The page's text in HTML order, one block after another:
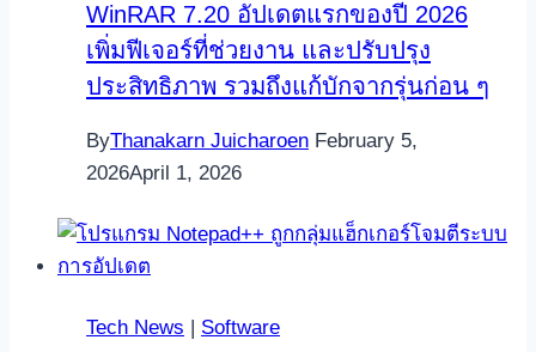
WinRAR 7.20 อัปเดตแรกของปี 2026
เพิ่มฟีเจอร์ที่ช่วยงาน และปรับปรุง
ประสิทธิภาพ รวมถึงแก้บักจากรุ่นก่อน ๆ
ByThanakarn Juicharoen February 5,
2026April 1, 2026
Tech News Software